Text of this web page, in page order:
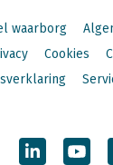
waarborg
Cookies